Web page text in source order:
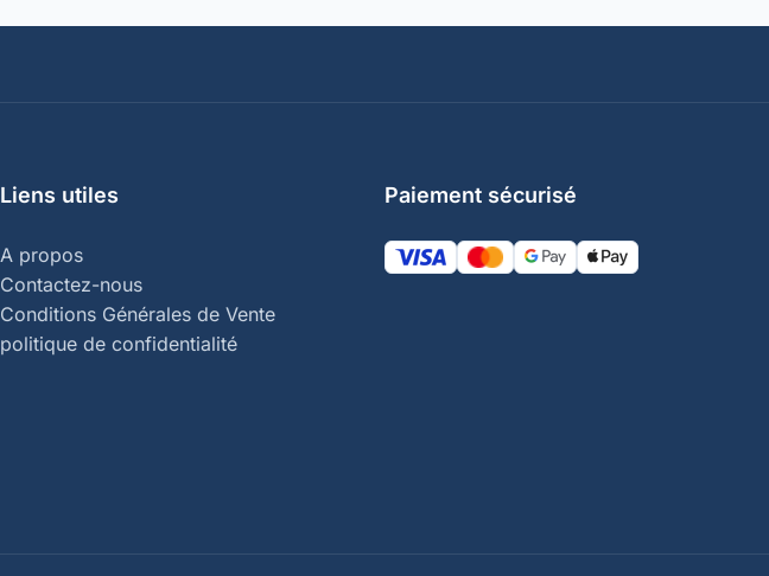
Liens utiles
A propos
Contactez-nous
Conditions Générales de Vente
politique de confidentialité
Paiement sécurisé